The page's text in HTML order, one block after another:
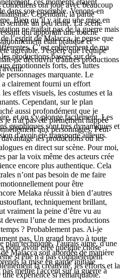
dans son ensemble. Venons-en
Bien qu’il y ait eu une mise en
ne traitait pas de la guerre mais
l’esprit de Malacca, je pense que
C’est entièrement de ma
productions basées sur des
émotionnels forts, des luttes
personnages marquante. Le
a clairement fourni un effort
effets visuels, les costumes et la
Cependant, sur le plan
aussi profondément que je
je n'ai pas été pleinement happée
aux personnages. Peut-
les productions où les
en direct sur scène. Pour moi,
par la voix même des acteurs crée
encore plus authentique. Cela
n’ont pas besoin de me faire
pour être
Melaka réussit à bien d’autres
techniquement brillant,
vraiment la peine d’être vu au
devenu l’une de mes productions
? Probablement pas. Ai-je
pas. Un grand bravo à toute
pour avoir créé quelque chose
si elle n'a pas complètement
la créativité, les efforts et la
expérience si remarquable.
ont joué avec beaucoup
Cependant, la partie
semblé un peu lente. La scène
qui apportait une touche
était pratique et
agréable. J'espère que l'équipe
de découvrir d'autres productions
et on s'y plonge facilement. Les
graphiques sont très dynamiques et
d'avoir été transporté ailleurs.
plan technique. J'aurais aimé, d'une
Malacca soit abordée de manière
la mise en garde initiale
mettre l'accent sur la guerre à